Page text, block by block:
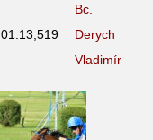
Bc.
01:13,519
Derych
Vladimír